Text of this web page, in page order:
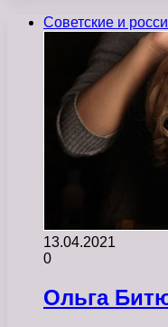
Советские и
13.04.2021
0
Ольга